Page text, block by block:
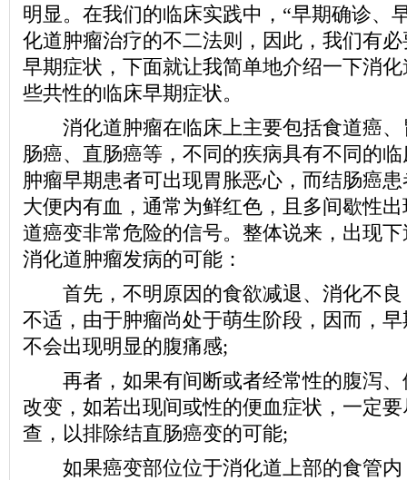
明显。在我们的临床实践中，“早期确诊、
化道肿瘤治疗的不二法则，因此，我们有
早期症状，下面就让我简单地介绍一下消
些共性的临床早期症状。
消化道肿瘤在临床上主要包括食道癌、
肠癌、直肠癌等，不同的疾病具有不同的
肿瘤早期患者可出现胃胀恶心，而结肠癌
大便内有血，通常为鲜红色，且多间歇性
道癌变非常危险的信号。整体说来，出现
消化道肿瘤发病的可能：
首先，不明原因的食欲减退、消化不良
不适，由于肿瘤尚处于萌生阶段，因而，
不会出现明显的腹痛感;
再者，如果有间断或者经常性的腹泻、
改变，如若出现间或性的便血症状，一定
查，以排除结直肠癌变的可能;
如果癌变部位位于消化道上部的食管内